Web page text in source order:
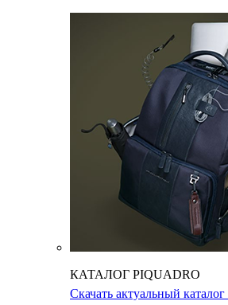
КАТАЛОГ PIQUADRO
Скачать актуальный